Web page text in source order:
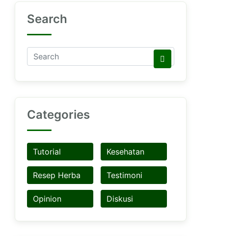
Search
Categories
Tutorial Kesehatan
Resep Herba Testimoni
Opinion Diskusi